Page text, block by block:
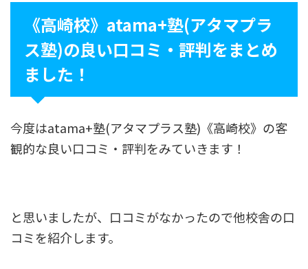
《高崎校》atama+塾(アタマプラ
ス塾)の良い口コミ・評判をまとめ
ました！
今度はatama+塾(アタマプラス塾)《高崎校》の客
観的な良い口コミ・評判をみていきます！
と思いましたが、口コミがなかったので他校舎の口
コミを紹介します。